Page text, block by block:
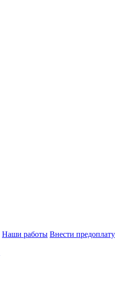
Наши работы Внести предоплату